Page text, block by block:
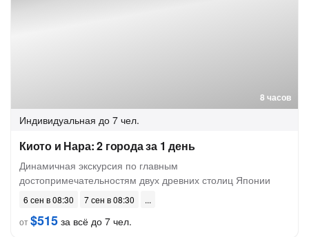
8 часов
Индивидуальная до 7 чел.
Киото и Нара: 2 города за 1 день
Динамичная экскурсия по главным
достопримечательностям двух древних столиц Японии
6 сен в 08:30
7 сен в 08:30
от$515 за всё до 7 чел.